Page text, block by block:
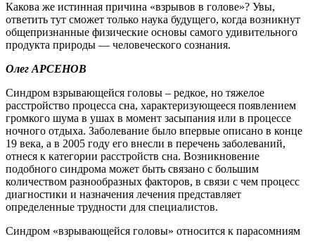
Какова же истинная причина «взрывов в голове»? Увы,
ответить тут сможет только наука будущего, когда возникнут
общепризнанные физические основы самого удивительного
продукта природы — человеческого сознания.
Олег АРСЕНОВ
Синдром взрывающейся головы – редкое, но тяжелое
расстройство процесса сна, характеризующееся появлением
громкого шума в ушах в момент засыпания или в процессе
ночного отдыха. Заболевание было впервые описано в конце
19 века, а в 2005 году его внесли в перечень заболеваний,
отнеся к категории расстройств сна. Возникновение
подобного синдрома может быть связано с большим
количеством разнообразных факторов, в связи с чем процесс
диагностики и назначения лечения представляет
определенные трудности для специалистов.
Синдром «взрывающейся головы» относится к парасомниям